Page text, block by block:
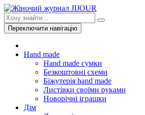
Переключити навігацію
Hand made
Hand made сумки
Безкоштовні схеми
Біжутерія hand made
Листівки своїми руками
Новорічні іграшки
Дім